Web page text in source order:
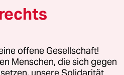
GmbH
Fragen oder für Genehmigungen
offene Gesellschaft!
Menschen, die sich gegen